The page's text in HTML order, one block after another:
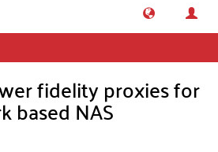
fidelity proxies for
based NAS